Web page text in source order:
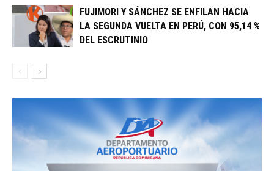
FUJIMORI Y SÁNCHEZ SE ENFILAN HACIA
LA SEGUNDA VUELTA EN PERÚ, CON 95,14 %
DEL ESCRUTINIO